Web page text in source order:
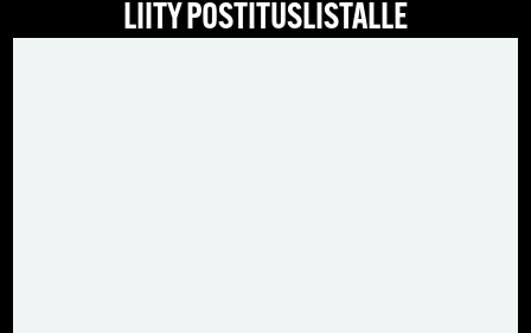
LIITY POSTITUSLISTALLE